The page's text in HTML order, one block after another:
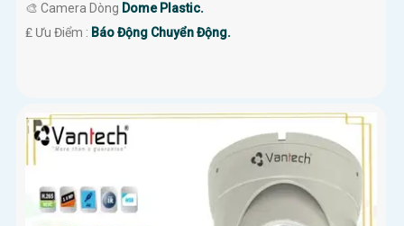
🎨 Camera Dòng Dome Plastic.
️₤ Ưu Điểm : Báo Động Chuyển Động.